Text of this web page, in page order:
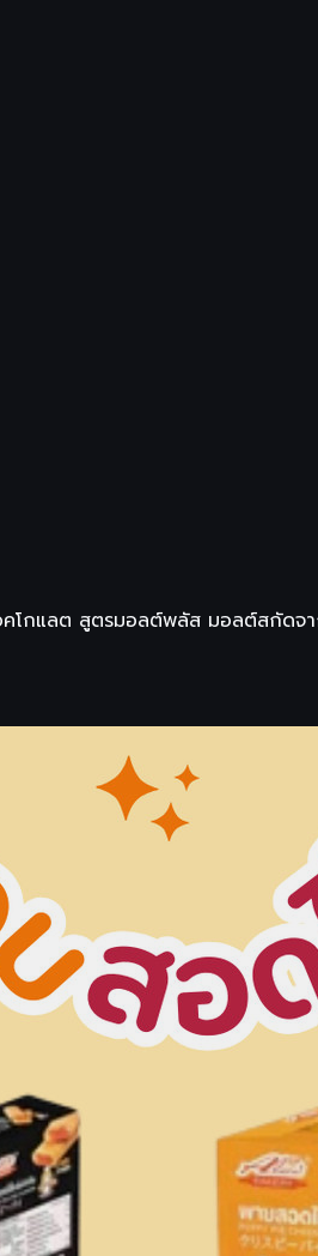
กแลต สูตรมอลต์พลัส มอลต์สกัดจ